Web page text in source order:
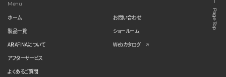
Page Top
Menu
ホーム
製品一覧
ARIAFINAについて
アフターサービス
よくあるご質問
お問い合わせ
ショールーム
Webカタログ